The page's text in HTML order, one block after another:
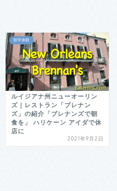
留学体験
ルイジアナ州ニューオーリン
ズ｜レストラン「ブレナン
ズ」の紹介「ブレナンズで朝
食を」 ハリケーン アイダで休
店に
2021年9月2日